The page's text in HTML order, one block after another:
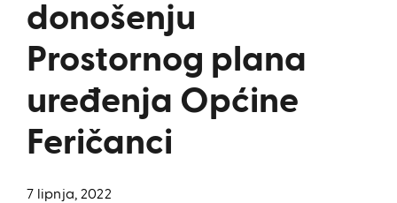
donošenju
Prostornog plana
uređenja Općine
Feričanci
7 lipnja, 2022